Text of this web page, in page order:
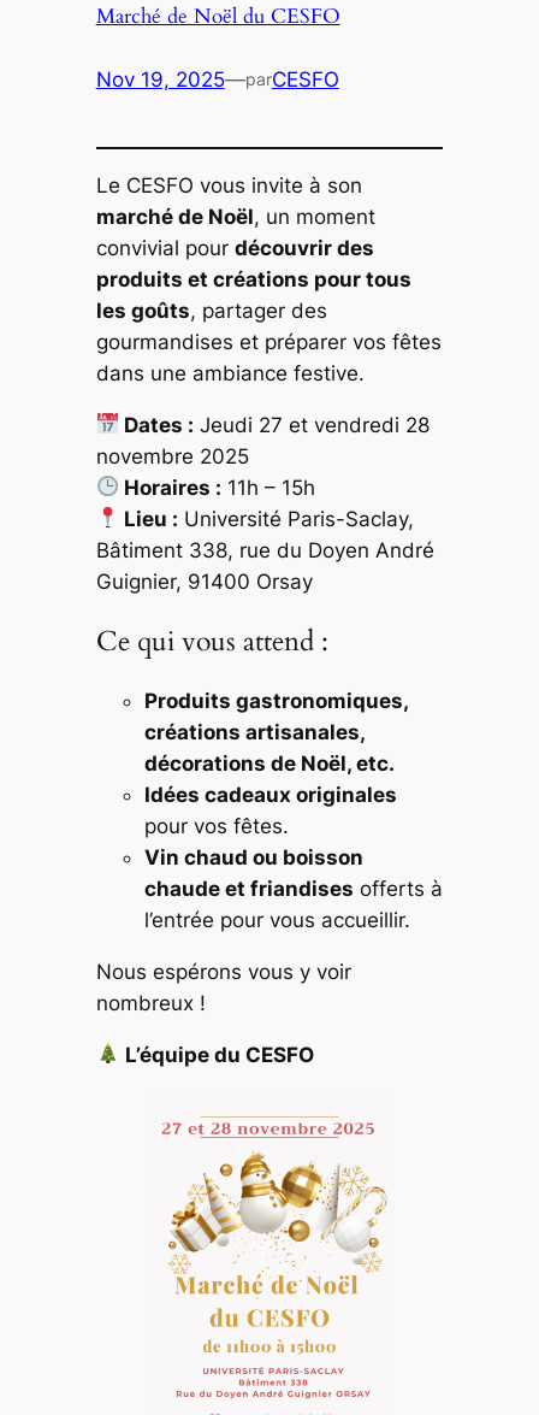
Marché de Noël du CESFO
Nov 19, 2025—parCESFO
Le CESFO vous invite à son
marché de Noël, un moment
convivial pour découvrir des
produits et créations pour tous
les goûts, partager des
gourmandises et préparer vos fêtes
dans une ambiance festive.
Dates : Jeudi 27 et vendredi 28
novembre 2025
Horaires : 11h – 15h
Lieu : Université Paris-Saclay,
Bâtiment 338, rue du Doyen André
Guignier, 91400 Orsay
Ce qui vous attend :
Produits gastronomiques,
créations artisanales,
décorations de Noël, etc.
Idées cadeaux originales
pour vos fêtes.
Vin chaud ou boisson
chaude et friandises offerts à
l’entrée pour vous accueillir.
Nous espérons vous y voir
nombreux !
L’équipe du CESFO